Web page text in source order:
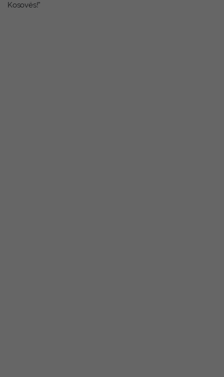
Kosovës!”